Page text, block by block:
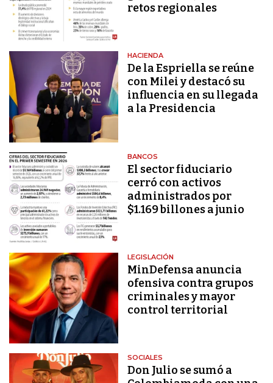
retos regionales
HACIENDA
De la Espriella se reúne
con Milei y destacó su
influencia en su llegada
a la Presidencia
BANCOS
El sector fiduciario
cerró con activos
administrados por
$1.169 billones a junio
LEGISLACIÓN
MinDefensa anuncia
ofensiva contra grupos
criminales y mayor
control territorial
SOCIALES
Don Julio se sumó a